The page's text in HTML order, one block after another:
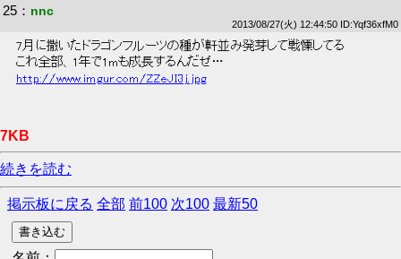
25 ： nnc
2013/08/27(火) 12:44:50 ID:Yqf36xfM0
7月に撒いたドラゴンフルーツの種が軒並み発芽して戦慄してる
これ全部、1年で1mも成長するんだぜ…
http://www.imgur.com/ZZeJI3j.jpg
7KB
続きを読む
掲示板に戻る 全部 前100 次100 最新50